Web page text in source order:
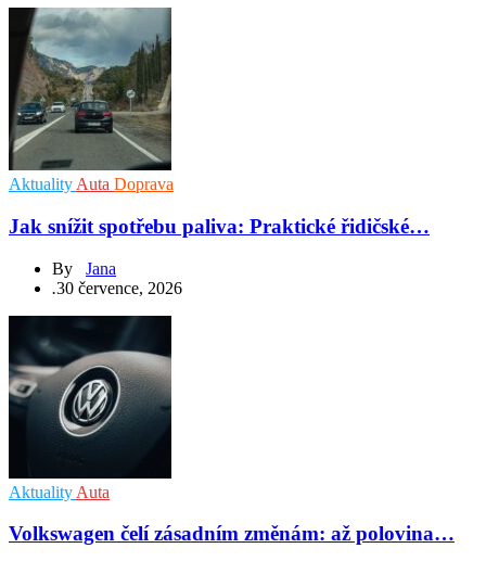
Aktuality Auta Doprava
Jak snížit spotřebu paliva: Praktické řidičské…
By Jana
.30 července, 2026
Aktuality Auta
Volkswagen čelí zásadním změnám: až polovina…